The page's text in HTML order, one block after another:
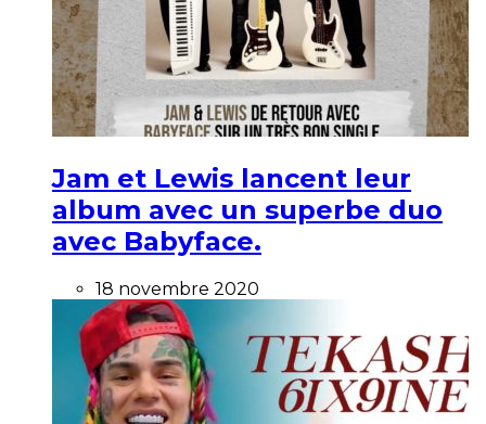
Jam et Lewis lancent leur
album avec un superbe duo
avec Babyface.
18 novembre 2020